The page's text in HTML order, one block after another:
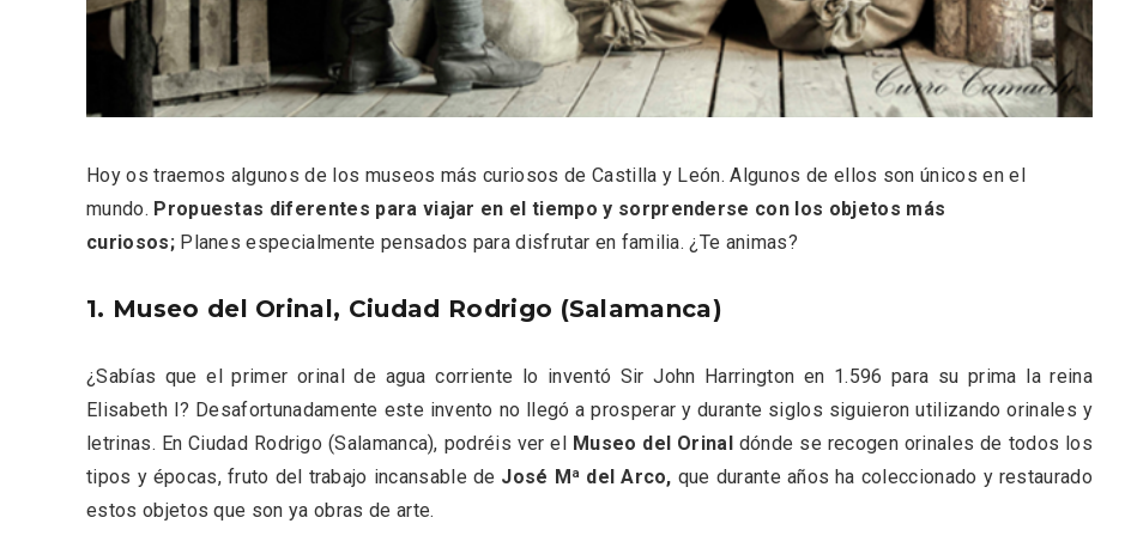
Hoy os traemos algunos de los museos más curiosos de Castilla y León. Algunos de ellos son únicos en el
mundo. Propuestas diferentes para viajar en el tiempo y sorprenderse con los objetos más
curiosos;Planes especialmente pensados para disfrutar en familia. ¿Te animas?
1. Museo del Orinal, Ciudad Rodrigo (Salamanca)
¿Sabías que el primer orinal de agua corriente lo inventó Sir John Harrington en 1.596 para su prima la reina
Elisabeth I? Desafortunadamente este invento no llegó a prosperar y durante siglos siguieron utilizando orinales y
letrinas. En Ciudad Rodrigo (Salamanca), podréis ver el Museo del Orinal dónde se recogen orinales de todos los
tipos y épocas, fruto del trabajo incansable de José Mª del Arco, que durante años ha coleccionado y restaurado
estos objetos que son ya obras de arte.
Fiesta de los Fueros 2026 de
Sepúlveda y Feria de
Artesanía
Velay, una imagen renovada
para el vermouth de
Valladolid
El Espinar, un pueblo oculto
de la Sierra de Guadarrama
en su vertiente segoviana
El Cronicón de Oña sale a la